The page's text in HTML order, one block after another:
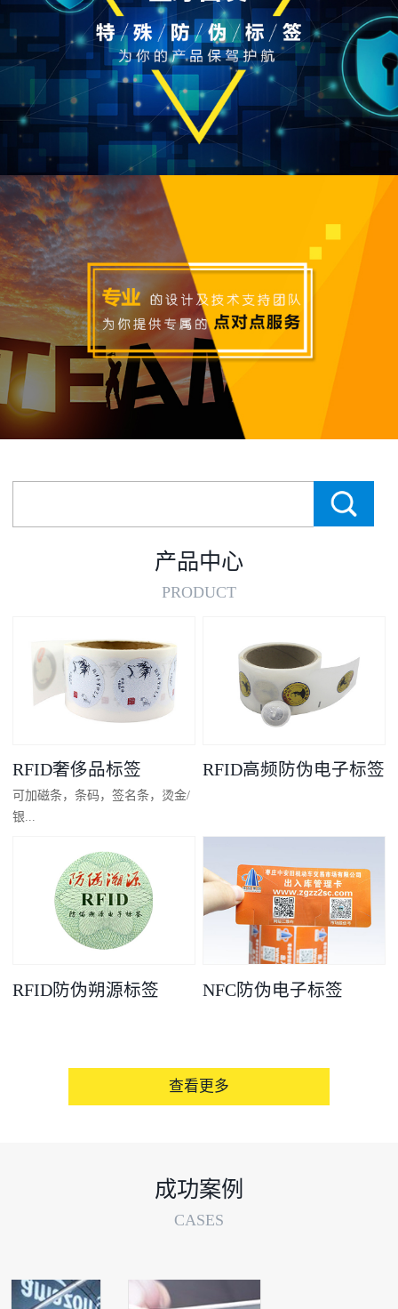
产品中心
PRODUCT
RFID奢侈品标签
可加磁条，条码，签名条，烫金/
银...
凸码，金/银底
RFID高频防伪电子标签
RFID防伪朔源标签 NFC防伪电子标签
查看更多
成功案例
CASES